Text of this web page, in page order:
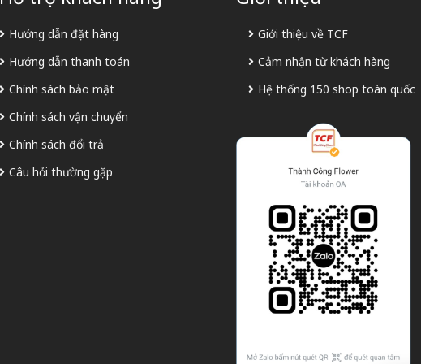
Hướng dẫn đặt hàng
Hướng dẫn thanh toán
Chính sách bảo mật
Chính sách vận chuyển
Chính sách đổi trả
Câu hỏi thường gặp
Giới thiệu về TCF
Cảm nhận từ khách hàng
Hệ thống 150 shop toàn quốc